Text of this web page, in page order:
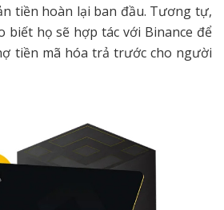
tiền hoàn lại ban đầu. Tương tự,
biết họ sẽ hợp tác với Binance để
tiền mã hóa trả trước cho người